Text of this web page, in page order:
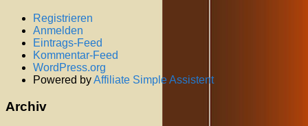
Registrieren
Anmelden
Eintrags-Feed
Kommentar-Feed
WordPress.org
Powered byAffiliate Simple Assistent
Archiv